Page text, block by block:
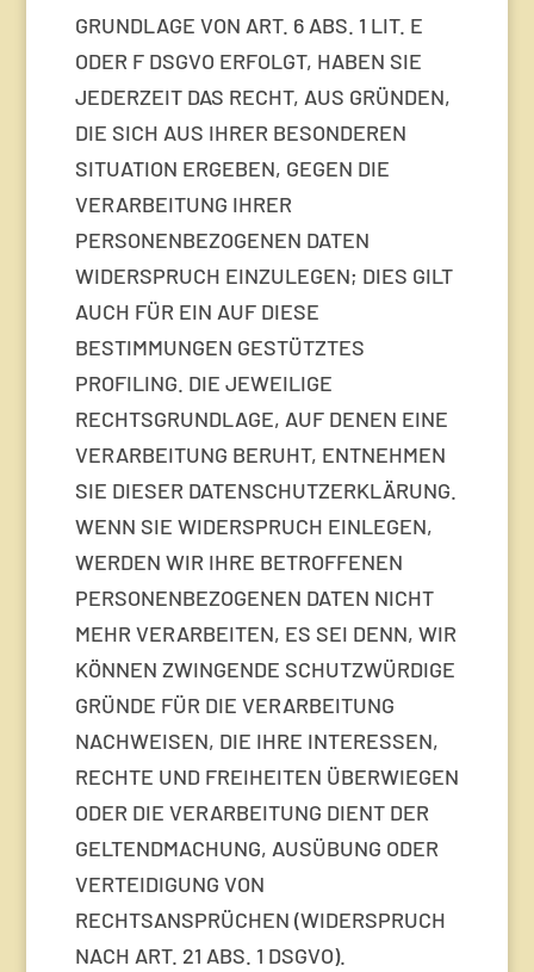
GRUNDLAGE VON ART. 6 ABS. 1 LIT. E
ODER F DSGVO ERFOLGT, HABEN SIE
JEDERZEIT DAS RECHT, AUS GRÜNDEN,
DIE SICH AUS IHRER BESONDEREN
SITUATION ERGEBEN, GEGEN DIE
VERARBEITUNG IHRER
PERSONENBEZOGENEN DATEN
WIDERSPRUCH EINZULEGEN; DIES GILT
AUCH FÜR EIN AUF DIESE
BESTIMMUNGEN GESTÜTZTES
PROFILING. DIE JEWEILIGE
RECHTSGRUNDLAGE, AUF DENEN EINE
VERARBEITUNG BERUHT, ENTNEHMEN
SIE DIESER DATENSCHUTZERKLÄRUNG.
WENN SIE WIDERSPRUCH EINLEGEN,
WERDEN WIR IHRE BETROFFENEN
PERSONENBEZOGENEN DATEN NICHT
MEHR VERARBEITEN, ES SEI DENN, WIR
KÖNNEN ZWINGENDE SCHUTZWÜRDIGE
GRÜNDE FÜR DIE VERARBEITUNG
NACHWEISEN, DIE IHRE INTERESSEN,
RECHTE UND FREIHEITEN ÜBERWIEGEN
ODER DIE VERARBEITUNG DIENT DER
GELTENDMACHUNG, AUSÜBUNG ODER
VERTEIDIGUNG VON
RECHTSANSPRÜCHEN (WIDERSPRUCH
NACH ART. 21 ABS. 1 DSGVO).